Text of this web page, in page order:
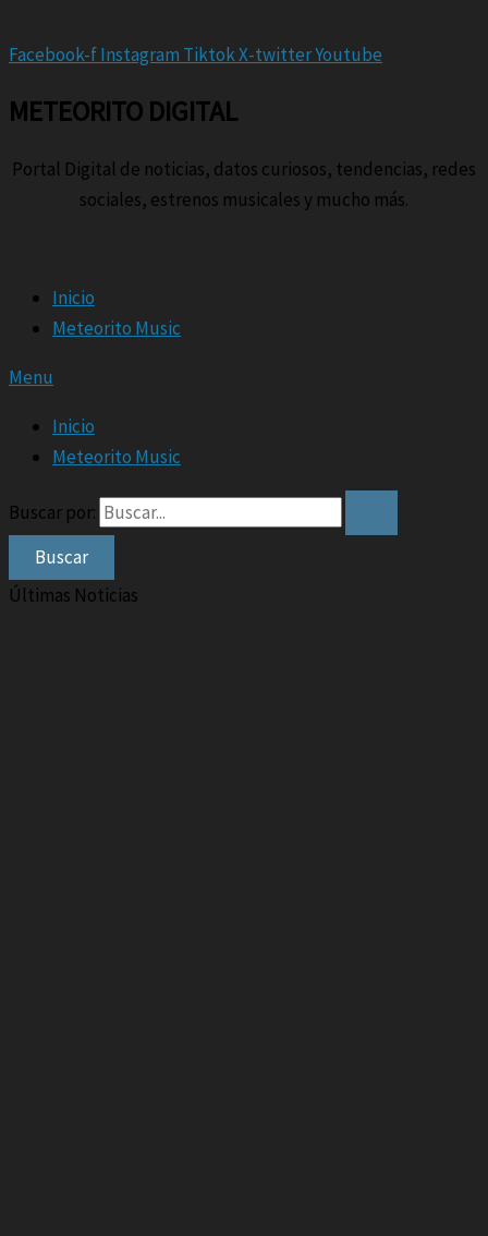
Facebook-fInstagram TiktokX-twitterYoutube
METEORITO DIGITAL
Portal Digital de noticias, datos curiosos, tendencias, redes
sociales, estrenos musicales y mucho más.
Inicio
Meteorito Music
Menu
Inicio
Meteorito Music
Buscar por:
Últimas Noticias